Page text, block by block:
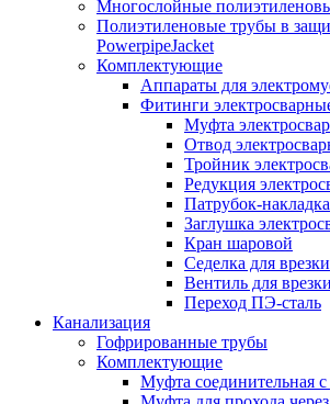
Многослойные
Полиэтиленовые трубы в
PowerpipeJacket
Комплектующие
Аппараты для
Фитинги
Муфта
Отвод
Тройник
Редукция
Патрубок-накладка
Заглушка
Кран шаровой
Седелка для врезки
Вентиль для врезки
Переход ПЭ-сталь
Канализация
Гофрированные трубы
Комплектующие
Муфта соединительная